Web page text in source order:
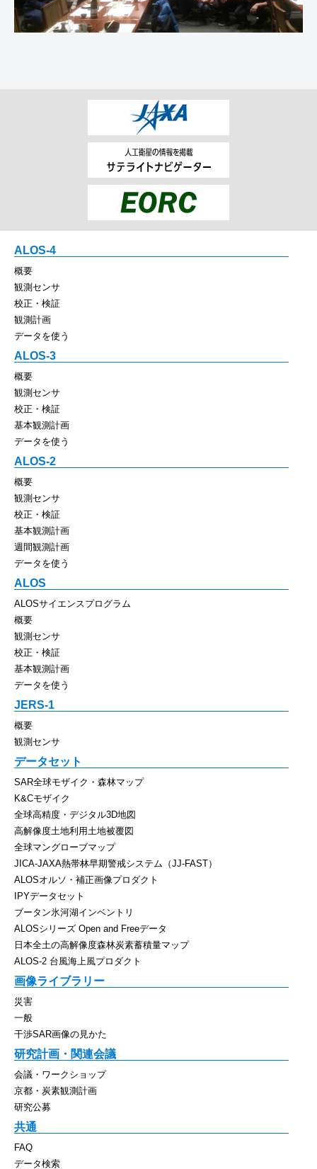
ALOS-4
概要
観測センサ
校正・検証
観測計画
データを使う
ALOS-3
概要
観測センサ
校正・検証
基本観測計画
データを使う
ALOS-2
概要
観測センサ
校正・検証
基本観測計画
週間観測計画
データを使う
ALOS
ALOSサイエンスプログラム
概要
観測センサ
校正・検証
基本観測計画
データを使う
JERS-1
概要
観測センサ
データセット
SAR全球モザイク・森林マップ
K&Cモザイク
全球高精度・デジタル3D地図
高解像度土地利用土地被覆図
全球マングローブマップ
JICA-JAXA熱帯林早期警戒システム（JJ-FAST）
ALOSオルソ・補正画像プロダクト
IPYデータセット
ブータン氷河湖インベントリ
ALOSシリーズ Open and Freeデータ
日本全土の高解像度森林炭素蓄積量マップ
ALOS-2 台風海上風プロダクト
画像ライブラリー
災害
一般
干渉SAR画像の見かた
研究計画・関連会議
会議・ワークショップ
京都・炭素観測計画
研究公募
共通
FAQ
データ検索